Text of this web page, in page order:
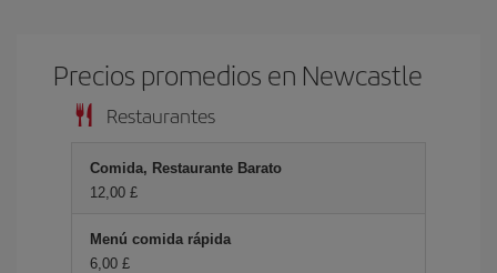
Precios promedios en Newcastle
Restaurantes
Comida, Restaurante Barato
12,00 £
Menú comida rápida
6,00 £